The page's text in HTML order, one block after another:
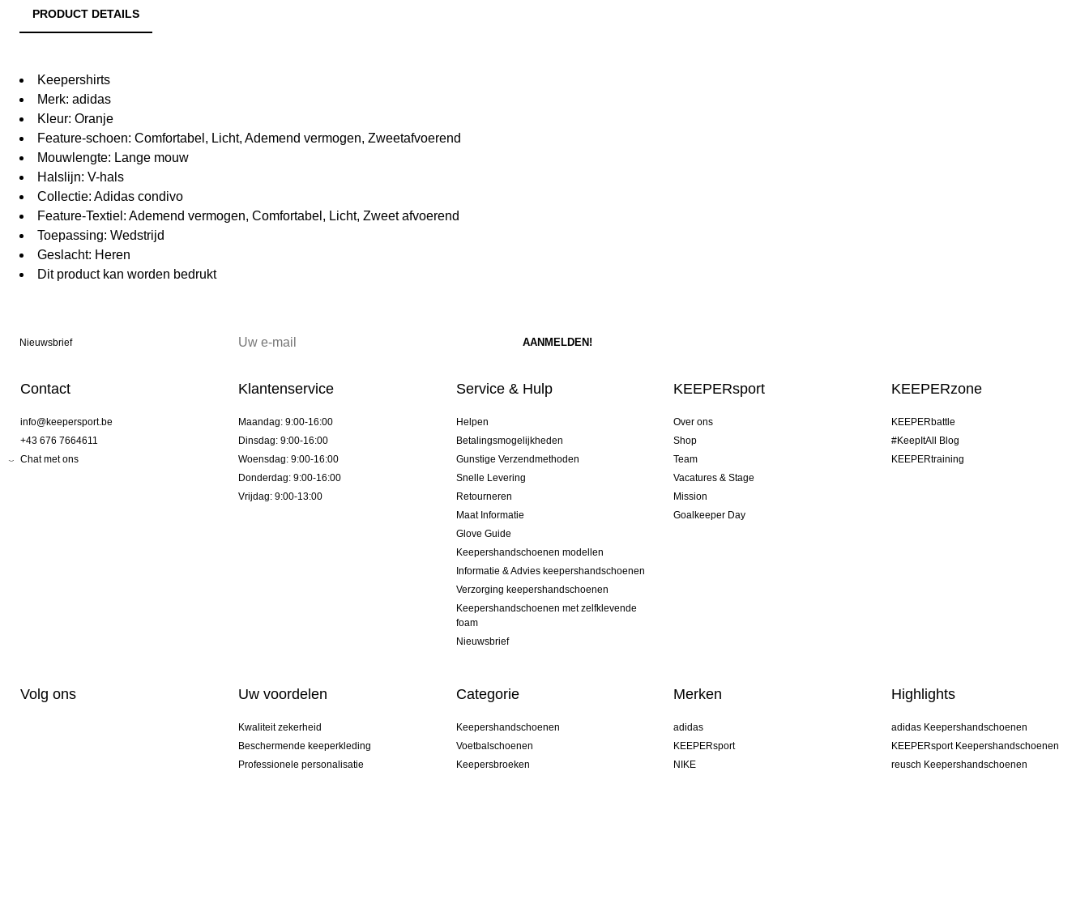
PRODUCT DETAILS
Keepershirts
Merk: adidas
Kleur: Oranje
Feature-schoen: Comfortabel, Licht, Ademend vermogen, Zweetafvoerend
Mouwlengte: Lange mouw
Halslijn: V-hals
Collectie: Adidas condivo
Feature-Textiel: Ademend vermogen, Comfortabel, Licht, Zweet afvoerend
Toepassing: Wedstrijd
Geslacht: Heren
Dit product kan worden bedrukt
Nieuwsbrief
Contact
info@keepersport.be
+43 676 7664611
Chat met ons
Klantenservice
Maandag: 9:00-16:00
Dinsdag: 9:00-16:00
Woensdag: 9:00-16:00
Donderdag: 9:00-16:00
Vrijdag: 9:00-13:00
Service & Hulp
Helpen
Betalingsmogelijkheden
Gunstige Verzendmethoden
Snelle Levering
Retourneren
Maat Informatie
Glove Guide
Keepershandschoenen modellen
Informatie & Advies keepershandschoenen
Verzorging keepershandschoenen
Keepershandschoenen met zelfklevende
foam
Nieuwsbrief
KEEPERsport
Over ons
Shop
Team
Vacatures & Stage
Mission
Goalkeeper Day
KEEPERzone
KEEPERbattle
#KeepItAll Blog
KEEPERtraining
Volg ons Uw voordelen
Kwaliteit zekerheid
Beschermende keeperkleding
Professionele personalisatie
Categorie
Keepershandschoenen
Voetbalschoenen
Keepersbroeken
Merken
adidas
KEEPERsport
NIKE
Highlights
adidas Keepershandschoenen
KEEPERsport Keepershandschoenen
reusch Keepershandschoenen